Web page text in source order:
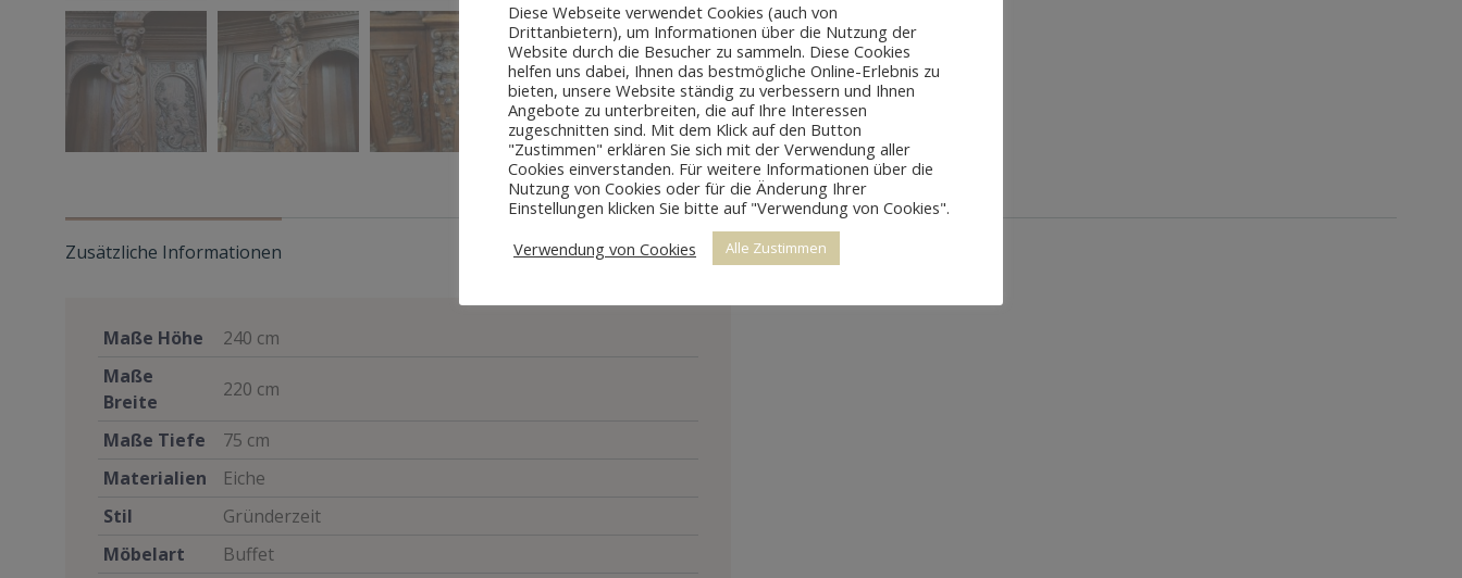
Zusätzliche Informationen
Maße Höhe
240 cm
Maße
Breite
220 cm
Maße Tiefe
75 cm
Materialien
Eiche
Stil
Gründerzeit
Möbelart
Buffet
Diese Webseite verwendet Cookies (auch von
Drittanbietern), um Informationen über die Nutzung der
Website durch die Besucher zu sammeln. Diese Cookies
helfen uns dabei, Ihnen das bestmögliche Online-Erlebnis zu
bieten, unsere Website ständig zu verbessern und Ihnen
Angebote zu unterbreiten, die auf Ihre Interessen
zugeschnitten sind. Mit dem Klick auf den Button
"Zustimmen" erklären Sie sich mit der Verwendung aller
Cookies einverstanden. Für weitere Informationen über die
Nutzung von Cookies oder für die Änderung Ihrer
Einstellungen klicken Sie bitte auf "Verwendung von Cookies".
Verwendung von Cookies
Alle Zustimmen